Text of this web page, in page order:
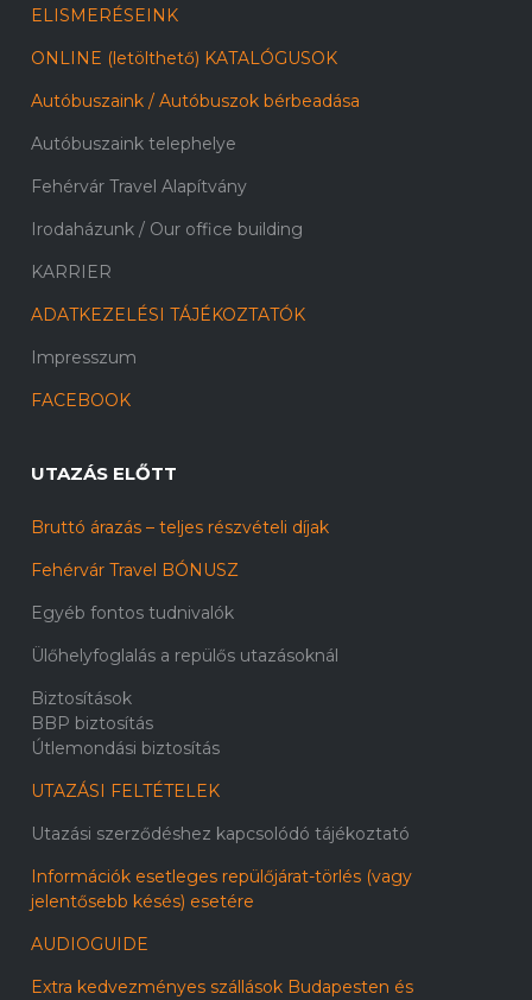
ELISMERÉSEINK
ONLINE (letölthető) KATALÓGUSOK
Autóbuszaink / Autóbuszok bérbeadása
Autóbuszaink telephelye
Fehérvár Travel Alapítvány
Irodaházunk / Our office building
KARRIER
ADATKEZELÉSI TÁJÉKOZTATÓK
Impresszum
FACEBOOK
UTAZÁS ELŐTT
Bruttó árazás – teljes részvételi díjak
Fehérvár Travel BÓNUSZ
Egyéb fontos tudnivalók
Ülőhelyfoglalás a repülős utazásoknál
Biztosítások
BBP biztosítás
Útlemondási biztosítás
UTAZÁSI FELTÉTELEK
Utazási szerződéshez kapcsolódó tájékoztató
Információk esetleges repülőjárat-törlés (vagy
jelentősebb késés) esetére
AUDIOGUIDE
Extra kedvezményes szállások Budapesten és